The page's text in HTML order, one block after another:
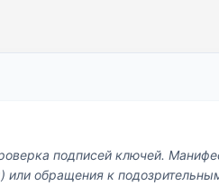
подписей ключей.
или обращения к